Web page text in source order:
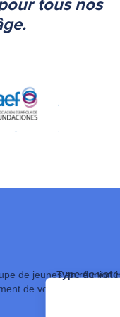
Type de vote